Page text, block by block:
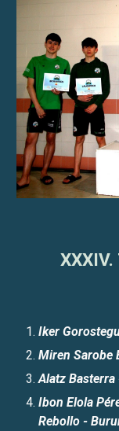
Iker
Miren Sarobe
Alatz Basterra
Ibon Elola
Rebollo -